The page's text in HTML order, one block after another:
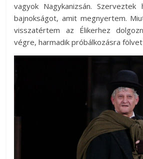
vagyok Nagykanizsán. Szerveztek
bajnokságot, amit megnyertem.
visszatértem az Élikerhez
végre, harmadik próbálkozásra